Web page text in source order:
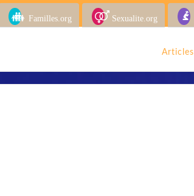
Familles.org Sexualite.org
Articles